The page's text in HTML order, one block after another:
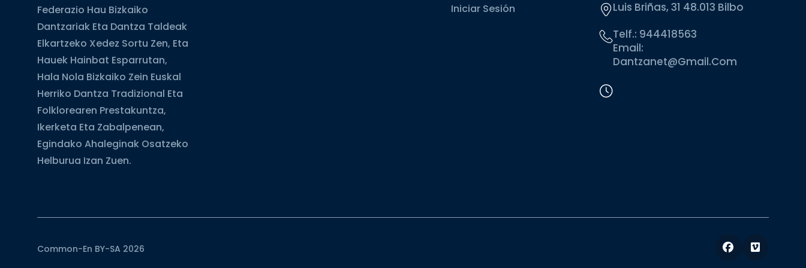
Federazio Hau Bizkaiko
Dantzariak Eta Dantza Taldeak
Elkartzeko Xedez Sortu Zen, Eta
Hauek Hainbat Esparrutan,
Hala Nola Bizkaiko Zein Euskal
Herriko Dantza Tradizional Eta
Folklorearen Prestakuntza,
Ikerketa Eta Zabalpenean,
Egindako Ahaleginak Osatzeko
Helburua Izan Zuen.
Iniciar Sesión
Luis Briñas, 31 48.013 Bilbo
Telf.: 944418563
Email:
Dantzanet@gmail.com
Common-En BY-SA 2026 Facebook
Vimeo